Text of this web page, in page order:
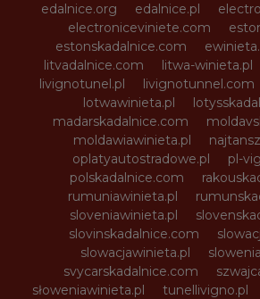
edalnice.org
edalnice.pl
electroniceviniete.com
estonskadalnice.com
litvadalnice.com
litwa-winieta.pl
livignotunel.pl
livignotunnel.com
lotwawinieta.pl
madarskadalnice.com
moldawiawinieta.pl
oplatyautostradowe.pl
pl-
polskadalnice.com
rumuniawinieta.pl
sloveniawinieta.pl
slovinskadalnice.com
slowacjawinieta.pl
svycarskadalnice.com
słoweniawinieta.pl
tunellivigno.pl